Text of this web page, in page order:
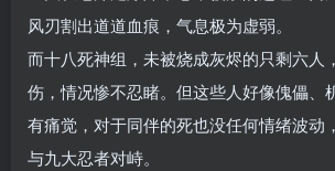
风刃割出道道血痕，气息极为虚弱。
而十八死神组，未被烧成灰烬的只剩六人
伤，情况惨不忍睹。但这些人好像傀儡、
有痛觉，对于同伴的死也没任何情绪波动
与九大忍者对峙。